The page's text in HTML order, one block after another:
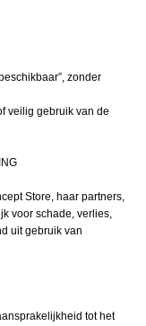
zonder
veilig gebruik van de
Store, haar partners,
voor schade, verlies,
uit gebruik van
tot het